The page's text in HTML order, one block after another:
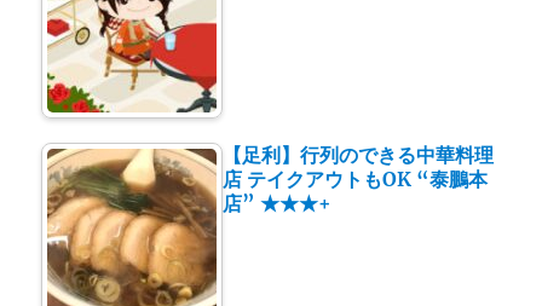
【足利】行列のできる中華料理
店 テイクアウトもOK “泰鵬本
店” ★★★+